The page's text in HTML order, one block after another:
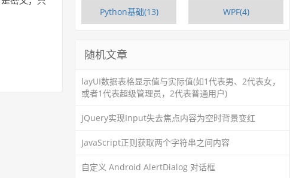
Python基础(13) WPF(4)
随机文章
layUI数据表格显示值与实际值(如1代表男、2代表女，
或者1代表超级管理员，2代表普通用户)
JQuery实现Input失去焦点内容为空时背景变红
JavaScript正则获取两个字符串之间内容
自定义 Android AlertDialog 对话框